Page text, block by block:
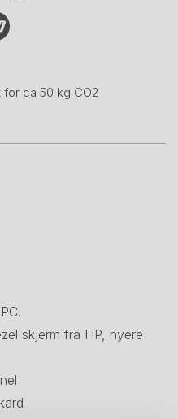
for ca 50 kg CO2
skjerm fra HP, nyere